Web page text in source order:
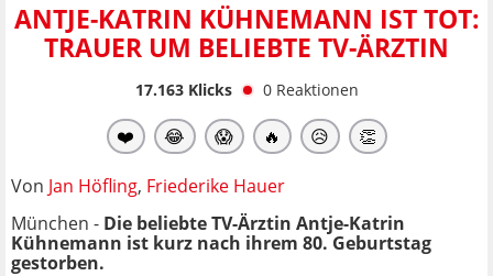
ANTJE-KATRIN KÜHNEMANN IST TOT:
TRAUER UM BELIEBTE TV-ÄRZTIN
17.163Klicks 0 Reaktionen
❤️ 😂 😱 🔥 😥 👏
Von Jan Höfling, Friederike Hauer
München - Die beliebte TV-Ärztin Antje-Katrin
Kühnemann ist kurz nach ihrem 80. Geburtstag
gestorben.